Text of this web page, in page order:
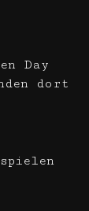
Day
dort